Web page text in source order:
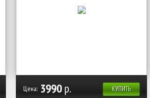
КУПИТЬ
Цена: 3990р.